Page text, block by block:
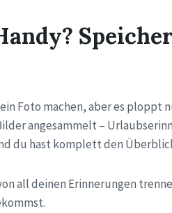
Foto machen, aber es ploppt
angesammelt –
du hast komplett den
all deinen Erinnerungen